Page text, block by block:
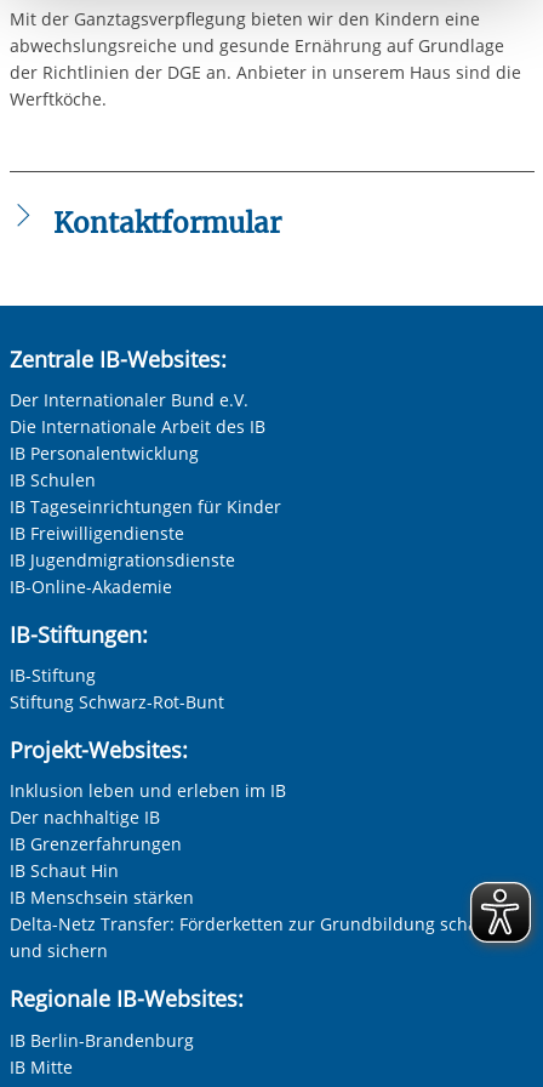
Einwilligung.
Mit der Ganztagsverpflegung bieten wir den Kindern eine
abwechslungsreiche und gesunde Ernährung auf Grundlage
der Richtlinien der DGE an. Anbieter in unserem Haus sind die
Werftköche.
Kontaktformular
Pflichtfelder.
Anrede*
Keine Angabe
Frau
Herr
Neutrale Anrede
Unternehmen
Nachname, Vorname
Adresse (PLZ, Ort, Strasse)
Ihre E-Mail-Adresse
Ihre Telefonnummer
Betreff ihrer Anfrage
Zentrale IB-Websites:
Der Internationaler Bund e.V.
Die Internationale Arbeit des IB
IB Personalentwicklung
IB Schulen
IB Tageseinrichtungen für Kinder
IB Freiwilligendienste
IB Jugendmigrationsdienste
IB-Online-Akademie
IB-Stiftungen:
IB-Stiftung
Stiftung Schwarz-Rot-Bunt
Projekt-Websites:
Inklusion leben und erleben im IB
Der nachhaltige IB
IB Grenzerfahrungen
IB Schaut Hin
IB Menschsein stärken
Delta-Netz Transfer: Förderketten zur Grundbildung schaffen
und sichern
Regionale IB-Websites:
IB Berlin-Brandenburg
IB Mitte